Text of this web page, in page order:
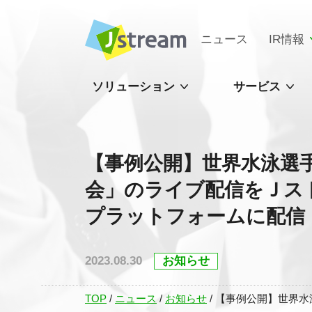
ニュース IR情報
ソリューション サービス
【事例公開】世界水泳
会」のライブ配信をＪ
プラットフォームに配信
2023.08.30 お知らせ
TOP / ニュース / お知らせ / 【事例公開】世界